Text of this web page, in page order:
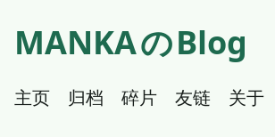
MANKAのBlog
主页 归档 碎片 友链 关于